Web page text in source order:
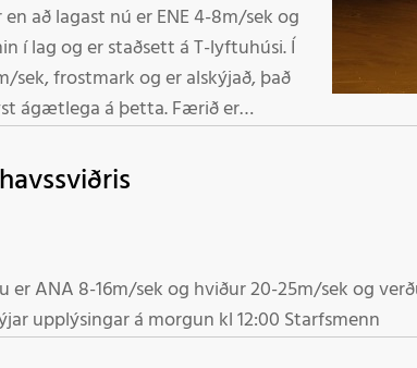
að lagast nú er ENE 4-8m/sek og
í lag og er staðsett á T-lyftuhúsi. Í
sek, frostmark og er alskýjað, það
á þetta. Færið er
samkvæmt veðurspá, en það á að lægja á morgun. Nýjar upplýsingar á morgun kl 12:00 Starfsmenn